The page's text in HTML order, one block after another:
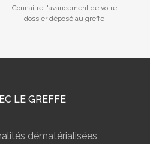
Connaitre l'avancement de votre
dossier déposé au greffe
LE GREFFE
dématérialisées